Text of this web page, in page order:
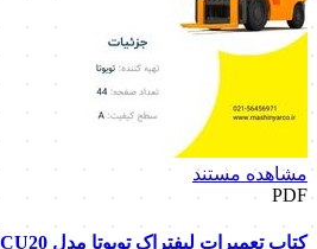
مشاهده مستند
PDF
کتاب تعمیرات لیفتراک تویوتا مدل 8FBCU20